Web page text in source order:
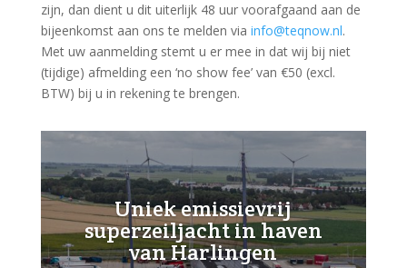
zijn, dan dient u dit uiterlijk 48 uur voorafgaand aan de
bijeenkomst aan ons te melden via info@teqnow.nl.
Met uw aanmelding stemt u er mee in dat wij bij niet
(tijdige) afmelding een ‘no show fee’ van €50 (excl.
BTW) bij u in rekening te brengen.
Uniek emissievrij
superzeiljacht in haven
van Harlingen